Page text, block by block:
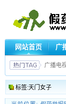
网站首页 广
广播电
标签:天门女子